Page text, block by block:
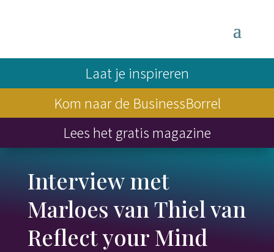
Laat je inspireren
Kom naar de BusinessBorrel
Lees het gratis magazine
Interview met
Marloes van Thiel van
Reflect your Mind